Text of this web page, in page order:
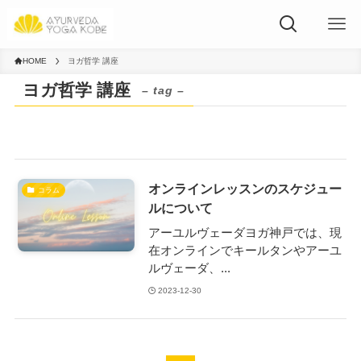
HOME ヨガ哲学 講座
ヨガ哲学 講座 – tag –
コラム
オンラインレッスンのスケジュー
ルについて
アーユルヴェーダヨガ神戸では、現
在オンラインでキールタンやアーユ
ルヴェーダ、...
2023-12-30